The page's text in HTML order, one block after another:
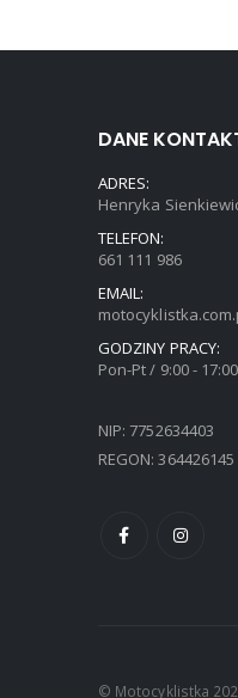
DANE
ADRES:
Henryka
TELEFON:
661 111 986
EMAIL:
GODZINY PRACY:
Pon-Pt / 9:00 - 17:00
NIP: 7752634403
REGON: 364426145
© Motocyklistka